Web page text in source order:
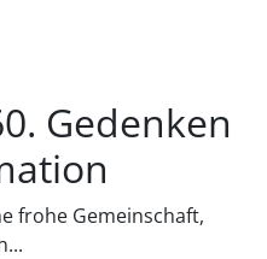
Gedenken
frohe Gemeinschaft,